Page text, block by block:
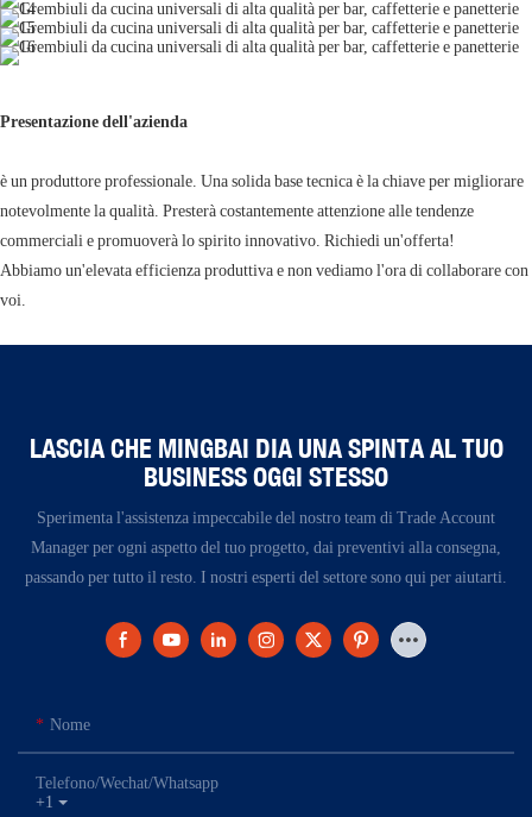
Presentazione dell'azienda
è un produttore professionale. Una solida base tecnica è la chiave per migliorare
notevolmente la qualità. Presterà costantemente attenzione alle tendenze
commerciali e promuoverà lo spirito innovativo. Richiedi un'offerta!
Abbiamo un'elevata efficienza produttiva e non vediamo l'ora di collaborare con
voi.
LASCIA CHE MINGBAI DIA UNA SPINTA AL TUO
BUSINESS OGGI STESSO
Sperimenta l'assistenza impeccabile del nostro team di Trade Account
Manager per ogni aspetto del tuo progetto, dai preventivi alla consegna,
passando per tutto il resto. I nostri esperti del settore sono qui per aiutarti.
Nome
+1
Telefono/Wechat/Whatsapp